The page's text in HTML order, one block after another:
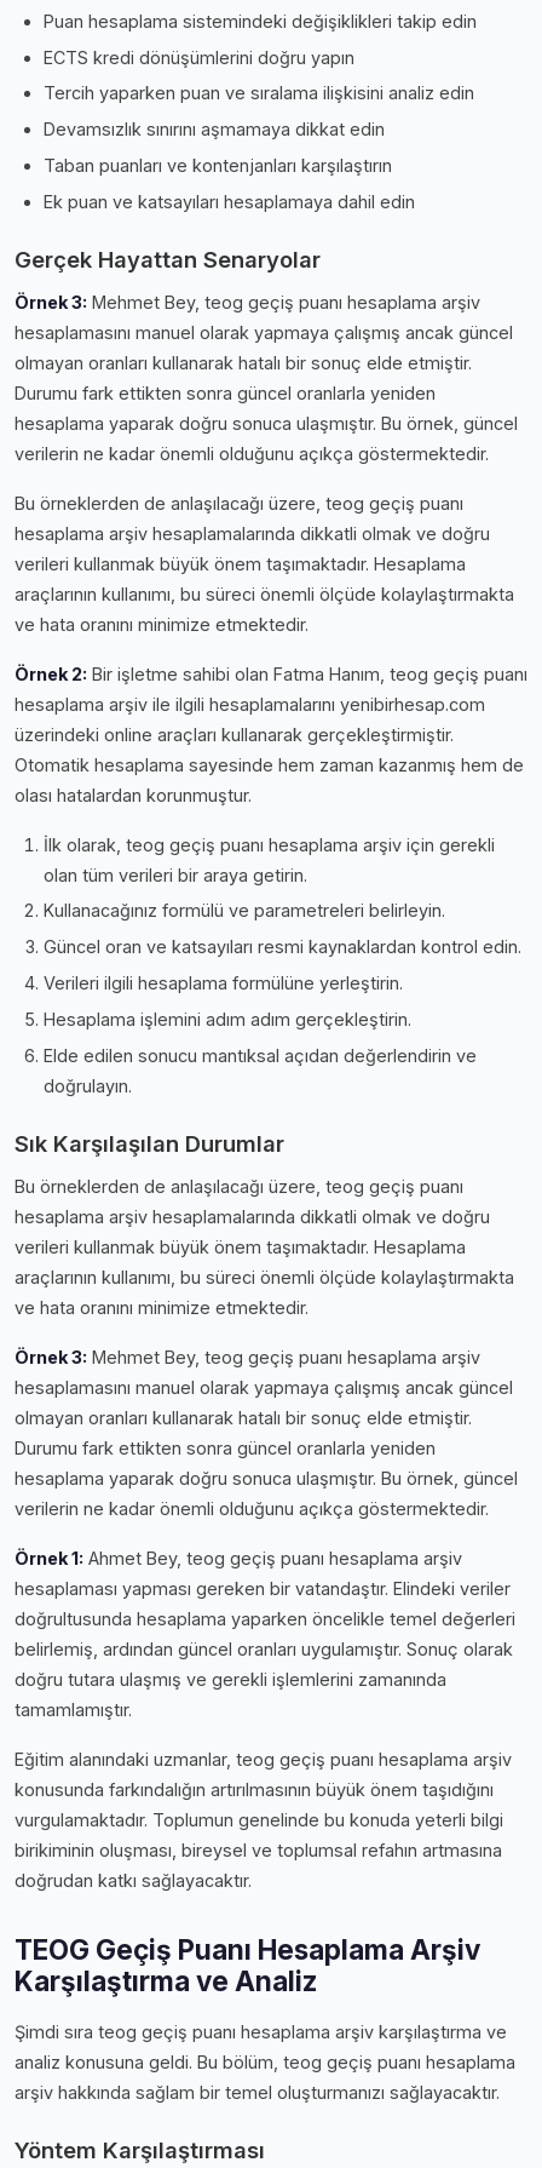
Puan hesaplama sistemindeki değişiklikleri takip edin
ECTS kredi dönüşümlerini doğru yapın
Tercih yaparken puan ve sıralama ilişkisini analiz edin
Devamsızlık sınırını aşmamaya dikkat edin
Taban puanları ve kontenjanları karşılaştırın
Ek puan ve katsayıları hesaplamaya dahil edin
Gerçek Hayattan Senaryolar
Örnek 3: Mehmet Bey, teog geçiş puanı hesaplama arşiv
hesaplamasını manuel olarak yapmaya çalışmış ancak güncel
olmayan oranları kullanarak hatalı bir sonuç elde etmiştir.
Durumu fark ettikten sonra güncel oranlarla yeniden
hesaplama yaparak doğru sonuca ulaşmıştır. Bu örnek, güncel
verilerin ne kadar önemli olduğunu açıkça göstermektedir.
Bu örneklerden de anlaşılacağı üzere, teog geçiş puanı
hesaplama arşiv hesaplamalarında dikkatli olmak ve doğru
verileri kullanmak büyük önem taşımaktadır. Hesaplama
araçlarının kullanımı, bu süreci önemli ölçüde kolaylaştırmakta
ve hata oranını minimize etmektedir.
Örnek 2: Bir işletme sahibi olan Fatma Hanım, teog geçiş puanı
hesaplama arşiv ile ilgili hesaplamalarını yenibirhesap.com
üzerindeki online araçları kullanarak gerçekleştirmiştir.
Otomatik hesaplama sayesinde hem zaman kazanmış hem de
olası hatalardan korunmuştur.
İlk olarak, teog geçiş puanı hesaplama arşiv için gerekli
olan tüm verileri bir araya getirin.
Kullanacağınız formülü ve parametreleri belirleyin.
Güncel oran ve katsayıları resmi kaynaklardan kontrol edin.
Verileri ilgili hesaplama formülüne yerleştirin.
Hesaplama işlemini adım adım gerçekleştirin.
Elde edilen sonucu mantıksal açıdan değerlendirin ve
doğrulayın.
Sık Karşılaşılan Durumlar
Bu örneklerden de anlaşılacağı üzere, teog geçiş puanı
hesaplama arşiv hesaplamalarında dikkatli olmak ve doğru
verileri kullanmak büyük önem taşımaktadır. Hesaplama
araçlarının kullanımı, bu süreci önemli ölçüde kolaylaştırmakta
ve hata oranını minimize etmektedir.
Örnek 3: Mehmet Bey, teog geçiş puanı hesaplama arşiv
hesaplamasını manuel olarak yapmaya çalışmış ancak güncel
olmayan oranları kullanarak hatalı bir sonuç elde etmiştir.
Durumu fark ettikten sonra güncel oranlarla yeniden
hesaplama yaparak doğru sonuca ulaşmıştır. Bu örnek, güncel
verilerin ne kadar önemli olduğunu açıkça göstermektedir.
Örnek 1: Ahmet Bey, teog geçiş puanı hesaplama arşiv
hesaplaması yapması gereken bir vatandaştır. Elindeki veriler
doğrultusunda hesaplama yaparken öncelikle temel değerleri
belirlemiş, ardından güncel oranları uygulamıştır. Sonuç olarak
doğru tutara ulaşmış ve gerekli işlemlerini zamanında
tamamlamıştır.
Eğitim alanındaki uzmanlar, teog geçiş puanı hesaplama arşiv
konusunda farkındalığın artırılmasının büyük önem taşıdığını
vurgulamaktadır. Toplumun genelinde bu konuda yeterli bilgi
birikiminin oluşması, bireysel ve toplumsal refahın artmasına
doğrudan katkı sağlayacaktır.
TEOG Geçiş Puanı Hesaplama Arşiv
Karşılaştırma ve Analiz
Şimdi sıra teog geçiş puanı hesaplama arşiv karşılaştırma ve
analiz konusuna geldi. Bu bölüm, teog geçiş puanı hesaplama
arşiv hakkında sağlam bir temel oluşturmanızı sağlayacaktır.
Yöntem Karşılaştırması